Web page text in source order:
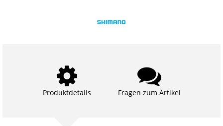
Produktdetails Fragen zum Artikel